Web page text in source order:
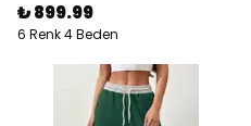
₺ 899.99
6 Renk 4 Beden